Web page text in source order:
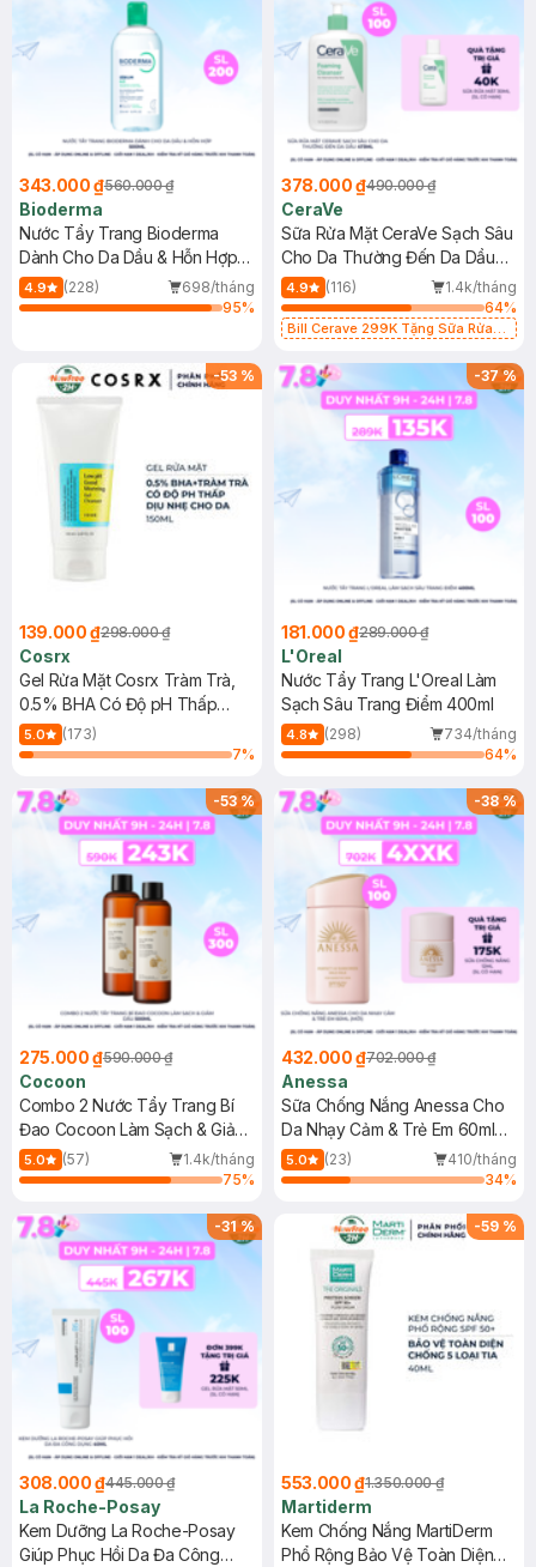
343.000 ₫560.000 ₫
Bioderma
Nước Tẩy Trang Bioderma
Dành Cho Da Dầu & Hỗn Hợp
500ml
4.9 (228)
698/tháng
95%
378.000 ₫490.000 ₫
CeraVe
Sữa Rửa Mặt CeraVe Sạch Sâu
Cho Da Thường Đến Da Dầu
473ml
4.9 (116)
1.4k/tháng
64%
Bill Cerave 299K Tặng Sữa Rửa
-53 %
139.000 ₫298.000 ₫
Cosrx
Gel Rửa Mặt Cosrx Tràm Trà,
0.5% BHA Có Độ pH Thấp
150ml
5.0
(173)
7%
-37%
181.000 ₫289.000 ₫
L'Oreal
Nước Tẩy Trang L'Oreal Làm
Sạch Sâu Trang Điểm 400ml
4.8 (298)
734/tháng
64%
-53%
275.000 ₫590.000 ₫
Cocoon
Combo 2 Nước Tẩy Trang Bí
Đao Cocoon Làm Sạch & Giảm
Dầu 500ml
5.0 (57)
1.4k/tháng
75%
-38%
432.000 ₫702.000 ₫
Anessa
Sữa Chống Nắng Anessa Cho
Da Nhạy Cảm & Trẻ Em 60ml
(Mới)
5.0 (23)
410/tháng
34%
-31%
308.000 ₫445.000 ₫
La Roche-Posay
Kem Dưỡng La Roche-Posay
Giúp Phục Hồi Da Đa Công
-59 %
553.000 ₫1.350.000 ₫
Martiderm
Kem Chống Nắng MartiDerm
Phổ Rộng Bảo Vệ Toàn Diện